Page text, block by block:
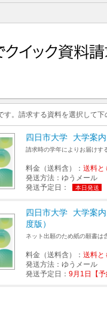
。請求する資料を選択して下
四日市大学 大学案
請求時の学年によりお届けす
料金（送料含）： 送料と
発送方法： ゆうメール
発送予定日：
本日発送
四日市大学
大学案
度版）
ネット出願のため紙の願書は
料金（送料含）： 送料と
発送方法： ゆうメール
発送予定日： 9月1日【予